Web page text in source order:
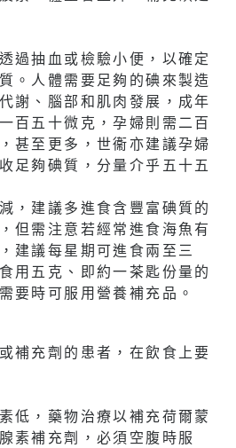
過抽血或檢驗小便，以確定
。人體需要足夠的碘來製造
謝、腦部和肌肉發展，成年
百五十微克，孕婦則需二百
甚至更多，世衞亦建議孕婦
足夠碘質，分量介乎五十五
，建議多進食含豐富碘質的
但需注意若經常進食海魚有
建議每星期可進食兩至三
用五克、即約一茶匙份量的
要時可服用營養補充品。
補充劑的患者，在飲食上要
低，藥物治療以補充荷爾蒙
素補充劑，必須空腹時服